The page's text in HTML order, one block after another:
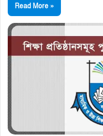
Read More »